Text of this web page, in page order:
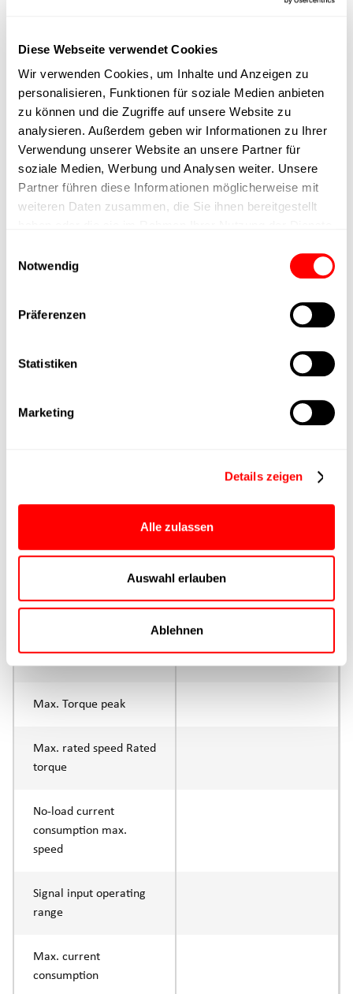
Diese Webseite verwendet Cookies
Wir verwenden Cookies, um Inhalte und Anzeigen zu
personalisieren, Funktionen für soziale Medien anbieten
zu können und die Zugriffe auf unsere Website zu
analysieren. Außerdem geben wir Informationen zu Ihrer
Verwendung unserer Website an unsere Partner für
soziale Medien, Werbung und Analysen weiter. Unsere
Partner führen diese Informationen möglicherweise mit
weiteren Daten zusammen, die Sie ihnen bereitgestellt
Notwendig
Präferenzen
Statistiken
Marketing
Details zeigen
Alle zulassen
Auswahl erlauben
Ablehnen
Positioning accuracy
Nominal force
Max. Holder force
Min. lifting time
Max. feed force Fx tip
Parameterisation
Max. Torque peak
Max. rated speed Rated
torque
No-load current
consumption max.
speed
Signal input operating
range
Max. current
consumption